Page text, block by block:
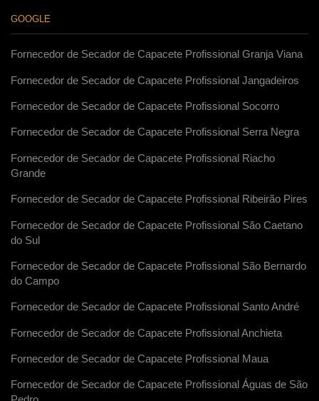
GOOGLE
Fornecedor de Secador de Capacete Profissional Granja Viana
Fornecedor de Secador de Capacete Profissional Jangadeiros
Fornecedor de Secador de Capacete Profissional Socorro
Fornecedor de Secador de Capacete Profissional Serra Negra
Fornecedor de Secador de Capacete Profissional Riacho
Grande
Fornecedor de Secador de Capacete Profissional Ribeirão Pires
Fornecedor de Secador de Capacete Profissional São Caetano
do Sul
Fornecedor de Secador de Capacete Profissional São Bernardo
do Campo
Fornecedor de Secador de Capacete Profissional Santo André
Fornecedor de Secador de Capacete Profissional Anchieta
Fornecedor de Secador de Capacete Profissional Maua
Fornecedor de Secador de Capacete Profissional Águas de São